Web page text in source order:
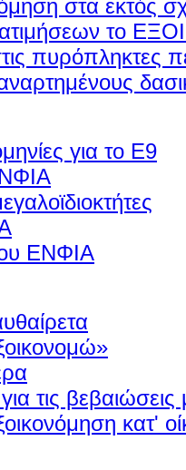
στα εκτός
το
πυρόπληκτες
για το Ε9
ΕΝΦΙΑ
τις βεβαιώσεις
κατ'